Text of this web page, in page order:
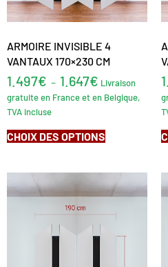
ARMOIRE INVISIBLE 4
VANTAUX 170×230 CM
1.497€ – 1.647€ Livraison
gratuite en France et en Belgique,
TVA incluse
CHOIX DES OPTIONS